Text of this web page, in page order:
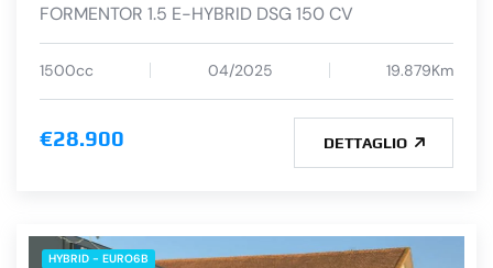
FORMENTOR 1.5 E-HYBRID DSG 150 CV
1500cc 04/2025 19.879Km
€28.900 DETTAGLIO
HYBRID - EURO6B